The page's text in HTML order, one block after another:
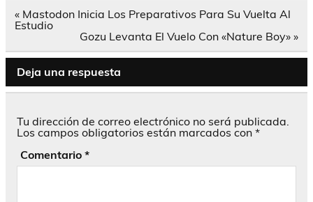
Navegación
de
« Mastodon Inicia Los Preparativos Para Su Vuelta Al
Estudio
Gozu Levanta El Vuelo Con «Nature Boy» »
Deja una respuesta
Tu dirección de correo electrónico no será publicada.
Los campos obligatorios están marcados con *
Comentario *